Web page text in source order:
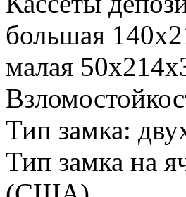
большая
малая
Тип замка:
Тип замка на